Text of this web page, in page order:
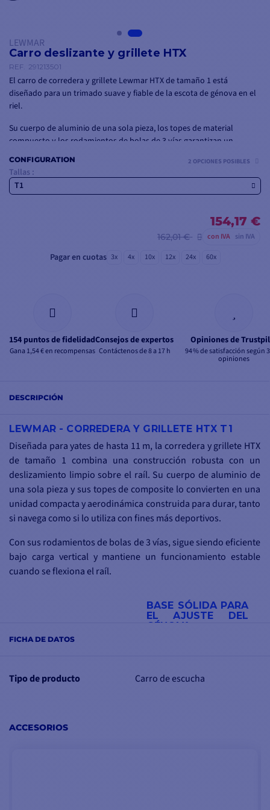
LEWMAR
Carro deslizante y grillete HTX
REF. 291213501
El carro de corredera y grillete Lewmar HTX de tamaño 1 está
diseñado para un trimado suave y fiable de la escota de génova en el
riel.
Su cuerpo de aluminio de una sola pieza, los topes de material
compuesto y los rodamientos de bolas de 3 vías garantizan un
desplazamiento suave, incluso cuando el riel está en funcionamiento.
Con una carga de trabajo de 1100 kg, es adecuado para yates de hasta
11 m.
CONFIGURATION
Tallas :
T1
2 OPCIONES POSIBLES
154,17 €
162,01 € con IVA sin IVA
Pagar en cuotas 3x 4x 10x 12x 24x 60x
154 puntos de fidelidad
Gana 1,54 € en recompensas
Consejos de expertos
Contáctenos de 8 a 17 h
Opiniones de
94 % de satisfacción según
opiniones
FICHA DE DATOS
Tipo de producto Carro de escucha
DESCRIPCIÓN
LEWMAR - CORREDERA Y GRILLETE HTX T1
Diseñada para yates de hasta 11 m, la corredera y grillete HTX
de tamaño 1 combina una construcción robusta con un
deslizamiento limpio sobre el raíl. Su cuerpo de aluminio de
una sola pieza y sus topes de composite lo convierten en una
unidad compacta y aerodinámica construida para durar, tanto
si navega como si lo utiliza con fines más deportivos.
Con sus rodamientos de bolas de 3 vías, sigue siendo eficiente
bajo carga vertical y mantiene un funcionamiento estable
cuando se flexiona el raíl.
BASE SÓLIDA PARA
EL AJUSTE DEL
GÉNOVA
trabajar limpiamente en
ACCESORIOS